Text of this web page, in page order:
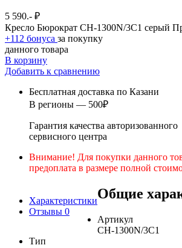
5 590.- ₽
Кресло Бюрократ CH-1300N/3C1 серый
+112 бонуса за покупку
данного товара
В корзину
Добавить к сравнению
Бесплатная доставка по Казани
В регионы — 500₽
Гарантия качества авторизованного
сервисного центра
Внимание! Для покупки данного
предоплата в размере полной
Характеристики
Отзывы 0
Общие
Артикул
CH-1300N/3C1
Тип